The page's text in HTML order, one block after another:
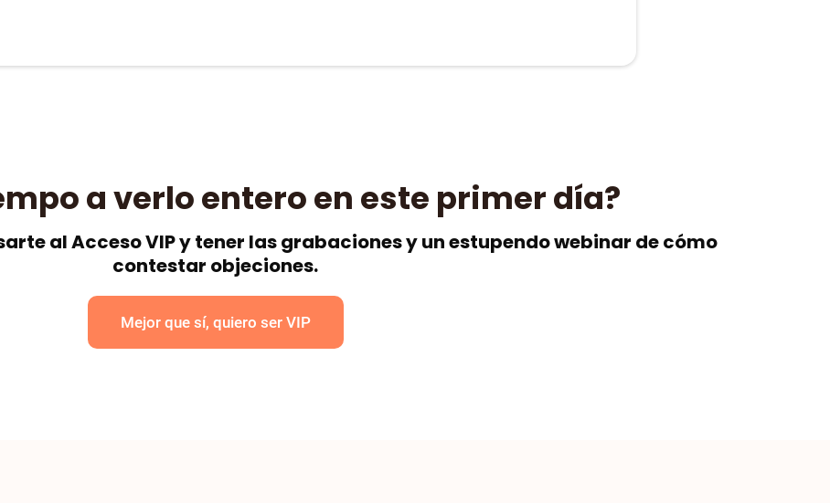
a verlo entero en este primer día?
al Acceso VIP y tener las grabaciones y un estupendo webinar de cómo
contestar objeciones.
Mejor que sí, quiero ser VIP